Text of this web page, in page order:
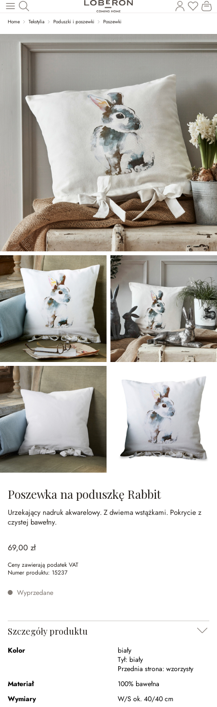
Wróć do wątku głównego
Masz
Home Tekstylia Poduszki i poszewki Poszewki
Poszewka na poduszkę Rabbit
Urzekający nadruk akwarelowy. Z dwiema wstążkami. Pokrycie z
czystej bawełny.
69,00 zł
Ceny zawierają podatek VAT
Numer produktu: 15237
Wyprzedane
Szczegóły produktu
Kolor
biały
Tył: biały
Przednia strona: wzorzysty
Materiał
100% bawełna
Wymiary
W/S ok. 40/40 cm